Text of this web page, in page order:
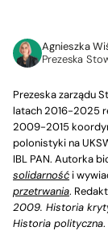
Agnieszka
Prezeska
Prezeska zarządu
latach 2016-2025
2009-2015
polonistyki na
IBL PAN. Autorka
solidarność i
przetrwania.
2009. Historia
Historia polityczna.